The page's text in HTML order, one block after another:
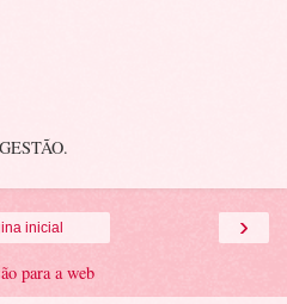
›
inicial
para a web